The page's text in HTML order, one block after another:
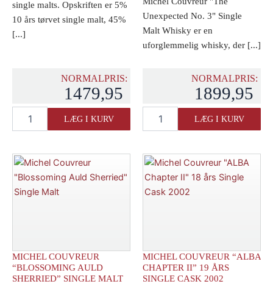
single malts. Opskriften er 5%
10 års tørvet single malt, 45%
[...]
NORMALPRIS:
1479,95
Couvreur
Malt
Whisky
LÆG I KURV
Unexpected No. 3" Single
Malt Whisky er en
uforglemmelig whisky, der [...]
NORMALPRIS:
1899,95
Couvreur
no.
3"
Single
Malt
LÆG I KURV
MICHEL COUVREUR
“BLOSSOMING AULD
SHERRIED” SINGLE MALT
MICHEL COUVREUR “ALBA
CHAPTER II” 19 ÅRS
SINGLE CASK 2002